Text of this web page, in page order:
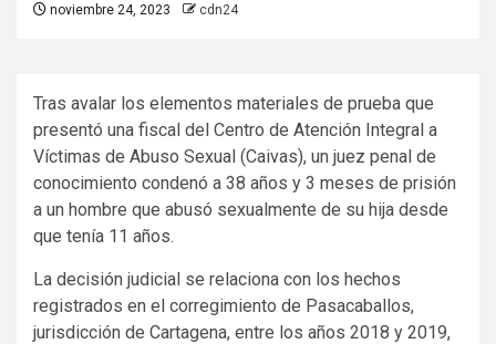
noviembre 24, 2023 cdn24
Tras avalar los elementos materiales de prueba que
presentó una fiscal del Centro de Atención Integral a
Víctimas de Abuso Sexual (Caivas), un juez penal de
conocimiento condenó a 38 años y 3 meses de prisión
a un hombre que abusó sexualmente de su hija desde
que tenía 11 años.
La decisión judicial se relaciona con los hechos
registrados en el corregimiento de Pasacaballos,
jurisdicción de Cartagena, entre los años 2018 y 2019,